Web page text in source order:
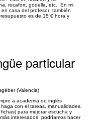
rocafort, godella, etc.. En mi
casa del profesor; también
es de 15 € hora y
particular
(Valencia)
a academia de inglés
con el tareas, manualidades,
para mejorar escucha y
interesados, podríamos hacer